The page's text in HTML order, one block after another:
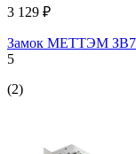
3 129 ₽
Замок МЕТТЭМ ЗВ7
5
(2)